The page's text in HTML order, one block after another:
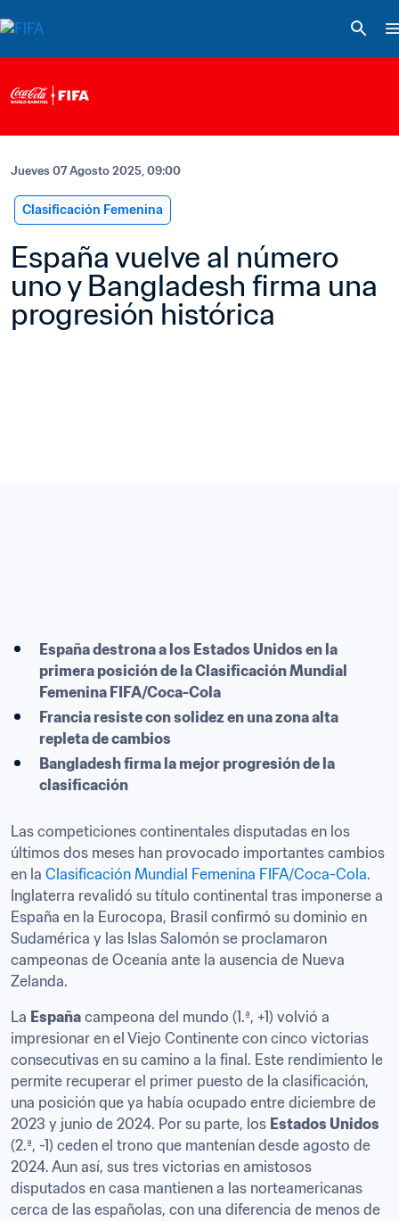
Jueves 07 Agosto 2025, 09:00
Clasificación Femenina
España vuelve al número
uno y Bangladesh firma una
progresión histórica
España destrona a los Estados Unidos en la
primera posición de la Clasificación Mundial
Femenina FIFA/Coca-Cola
Francia resiste con solidez en una zona alta
repleta de cambios
Bangladesh firma la mejor progresión de la
clasificación
Las competiciones continentales disputadas en los
últimos dos meses han provocado importantes cambios
en la Clasificación Mundial Femenina FIFA/Coca-Cola.
Inglaterra revalidó su título continental tras imponerse a
España en la Eurocopa, Brasil confirmó su dominio en
Sudamérica y las Islas Salomón se proclamaron
campeonas de Oceanía ante la ausencia de Nueva
Zelanda.
La España campeona del mundo (1.ª, +1) volvió a
impresionar en el Viejo Continente con cinco victorias
consecutivas en su camino a la final. Este rendimiento le
permite recuperar el primer puesto de la clasificación,
una posición que ya había ocupado entre diciembre de
2023 y junio de 2024. Por su parte, los Estados Unidos
(2.ª, -1) ceden el trono que mantenían desde agosto de
2024. Aun así, sus tres victorias en amistosos
disputados en casa mantienen a las norteamericanas
cerca de las españolas, con una diferencia de menos de